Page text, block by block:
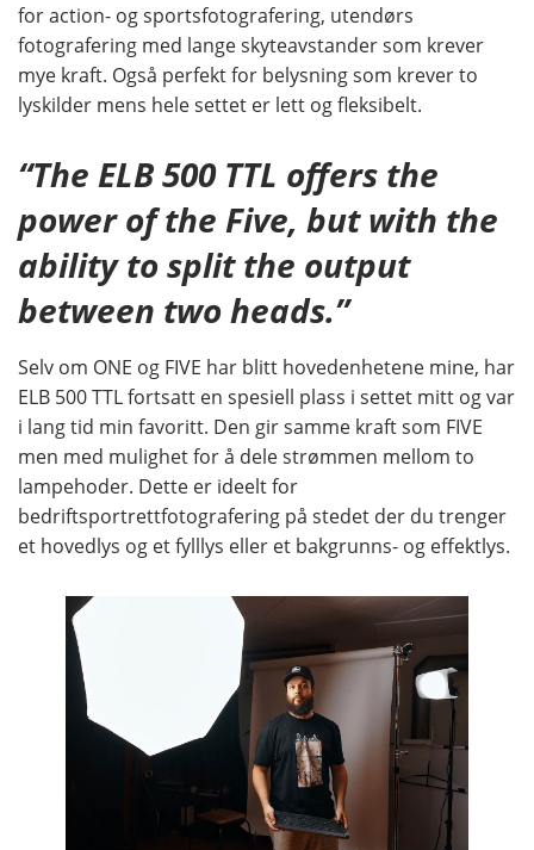
for action- og sportsfotografering, utendørs
fotografering med lange skyteavstander som krever
mye kraft. Også perfekt for belysning som krever to
lyskilder mens hele settet er lett og fleksibelt.
“The ELB 500 TTL offers the
power of the Five, but with the
ability to split the output
between two heads.”
Selv om ONE og FIVE har blitt hovedenhetene mine, har
ELB 500 TTL fortsatt en spesiell plass i settet mitt og var
i lang tid min favoritt. Den gir samme kraft som FIVE
men med mulighet for å dele strømmen mellom to
lampehoder. Dette er ideelt for
bedriftsportrettfotografering på stedet der du trenger
et hovedlys og et fylllys eller et bakgrunns- og effektlys.